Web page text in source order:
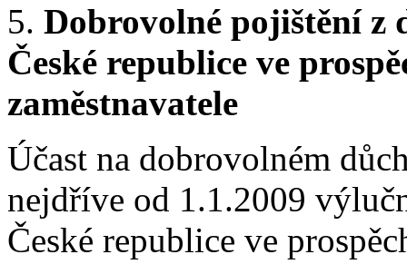
5. Dobrovolné pojištění z
České republice ve
zaměstnavatele
Účast na dobrovolném
nejdříve od 1.1.2009
České republice ve